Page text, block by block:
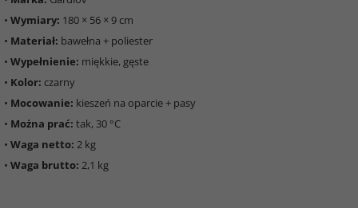
• Wymiary: 180 × 56 × 9 cm
• Materiał: bawełna + poliester
• Wypełnienie: miękkie, gęste
• Kolor: czarny
• Mocowanie: kieszeń na oparcie + pasy
• Można prać: tak, 30 °C
• Waga netto: 2 kg
• Waga brutto: 2,1 kg